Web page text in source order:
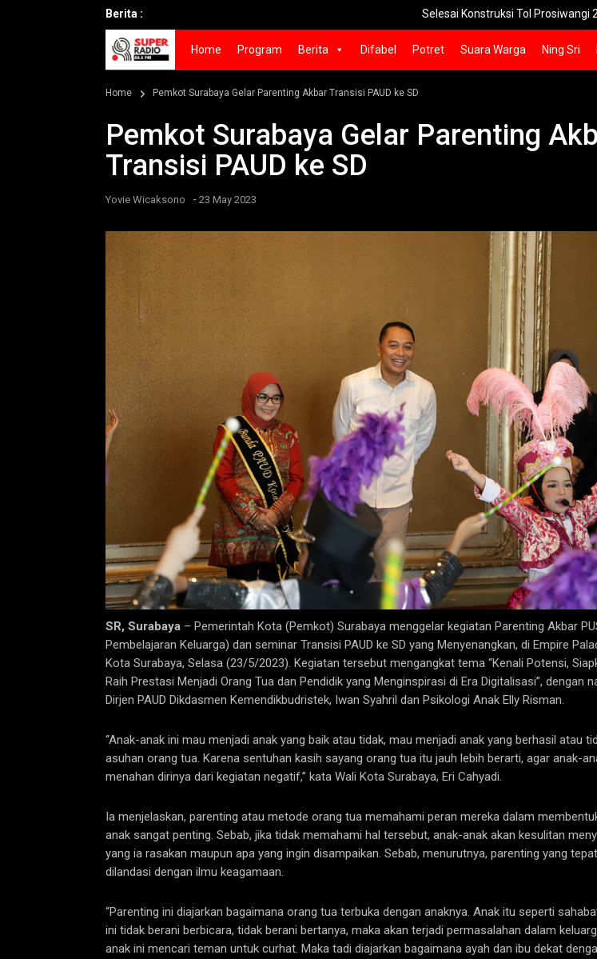
Berita : Selesai Konstruksi Tol Prosiwangi 24 Km Seksi
Home Program Berita Difabel Potret Suara Warga Ning Sri
Home Pemkot Surabaya Gelar Parenting Akbar Transisi PAUD ke SD
Pemkot Surabaya Gelar Parenting
Transisi PAUD ke SD
Yovie Wicaksono - 23 May 2023
SR, Surabaya – Pemerintah Kota (Pemkot) Surabaya menggelar kegiatan Parenting Akbar
Pembelajaran Keluarga) dan seminar Transisi PAUD ke SD yang Menyenangkan, di Empire
Kota Surabaya, Selasa (23/5/2023). Kegiatan tersebut mengangkat tema “Kenali Potensi,
Raih Prestasi Menjadi Orang Tua dan Pendidik yang Menginspirasi di Era Digitalisasi”, dengan
Dirjen PAUD Dikdasmen Kemendikbudristek, Iwan Syahril dan Psikologi Anak Elly Risman.
“Anak-anak ini mau menjadi anak yang baik atau tidak, mau menjadi anak yang berhasil atau
asuhan orang tua. Karena sentuhan kasih sayang orang tua itu jauh lebih berarti, agar anak-
menahan dirinya dari kegiatan negatif,” kata Wali Kota Surabaya, Eri Cahyadi.
Ia menjelaskan, parenting atau metode orang tua memahami peran mereka dalam
anak sangat penting. Sebab, jika tidak memahami hal tersebut, anak-anak akan kesulitan
yang ia rasakan maupun apa yang ingin disampaikan. Sebab, menurutnya, parenting yang
dilandasi dengan ilmu keagamaan.
“Parenting ini diajarkan bagaimana orang tua terbuka dengan anaknya. Anak itu seperti
ini tidak berani berbicara, tidak berani bertanya, maka akan terjadi permasalahan dalam
anak ini mencari teman untuk curhat. Maka tadi diajarkan bagaimana ayah dan ibu dekat